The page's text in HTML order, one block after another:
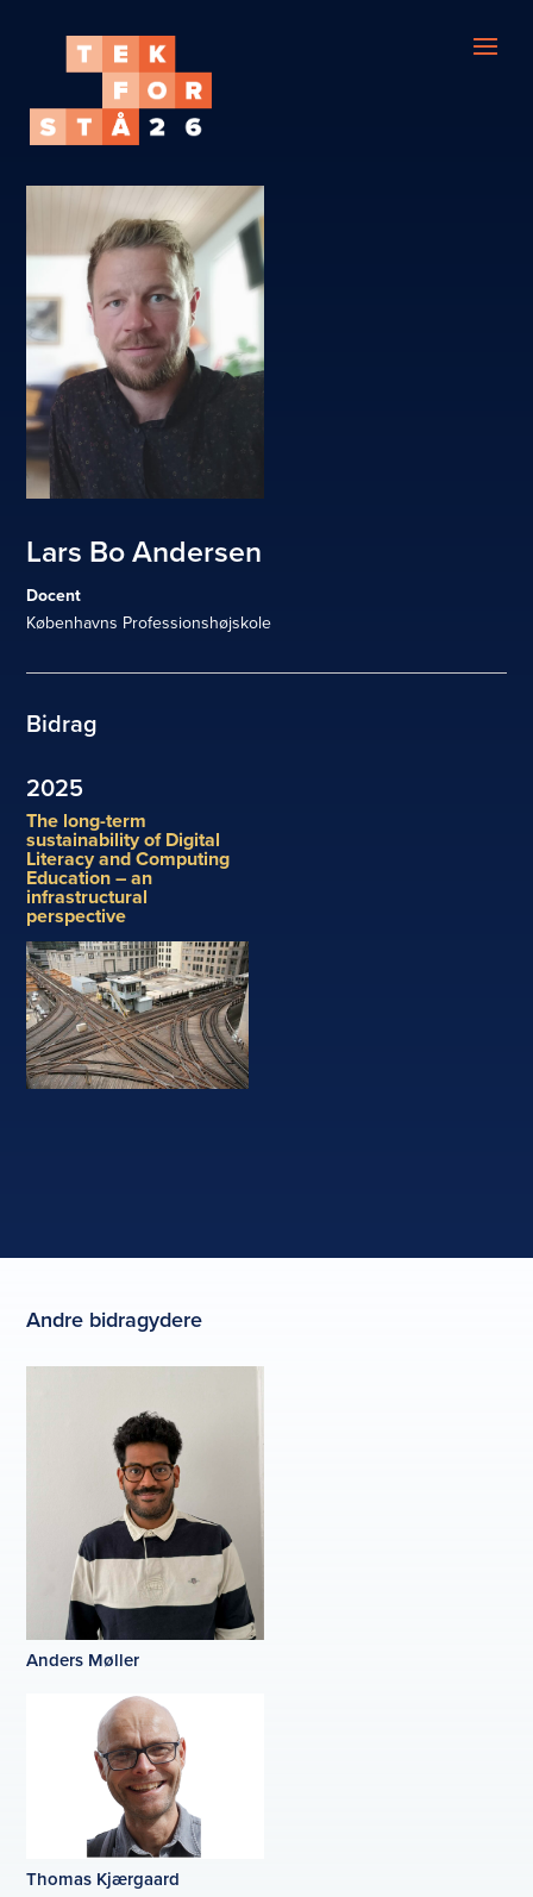
Lars Bo Andersen
Docent
Københavns Professionshøjskole
Bidrag
2025
The long-term
sustainability of Digital
Literacy and Computing
Education – an
infrastructural
perspective
Andre bidragydere
Anders Møller
Thomas Kjærgaard